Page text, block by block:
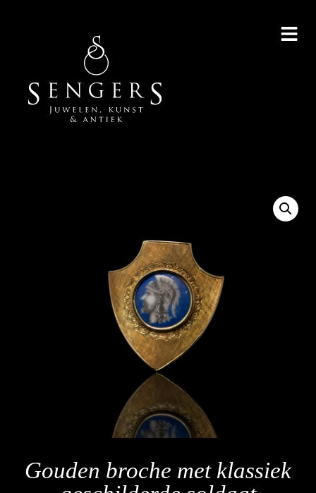
Gouden broche met klassiek